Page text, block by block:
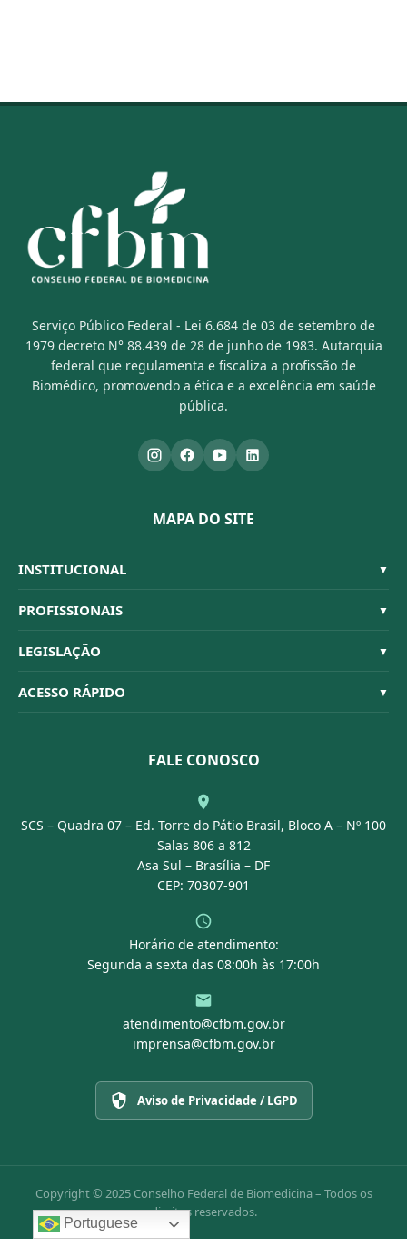
Serviço Público Federal - Lei 6.684 de 03 de setembro de
1979 decreto N° 88.439 de 28 de junho de 1983. Autarquia
federal que regulamenta e fiscaliza a profissão de
Biomédico, promovendo a ética e a excelência em saúde
pública.
MAPA DO SITE
INSTITUCIONAL ▼
Sistema CFBM
Quem Somos
Organograma
Conselheiros
PROFISSIONAIS ▼
Habilitações
Código de Ética
Dúvidas Frequentes
LEGISLAÇÃO ▼
Resoluções
ACESSO RÁPIDO ▼
Portal Transparência
FALE CONOSCO
SCS – Quadra 07 – Ed. Torre do Pátio Brasil, Bloco A – Nº 100
Salas 806 a 812
Asa Sul – Brasília – DF
CEP: 70307-901
Horário de atendimento:
Segunda a sexta das 08:00h às 17:00h
atendimento@cfbm.gov.br
imprensa@cfbm.gov.br
Aviso de Privacidade / LGPD
Copyright © 2025 Conselho Federal de Biomedicina – Todos os
direitos reservados.
Portuguese